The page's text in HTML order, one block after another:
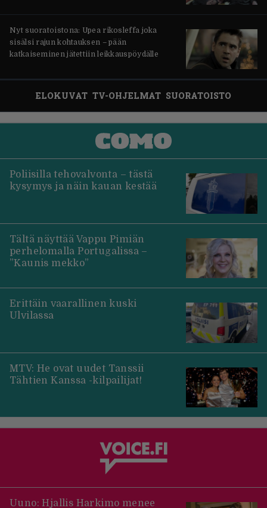
Nyt suoratoistona: Upea rikosleffa joka
sisälsi rajun kohtauksen – pään
katkaiseminen jätettiin leikkauspöydälle
ELOKUVAT TV-OHJELMAT SUORATOISTO
Poliisilla tehovalvonta – tästä
kysymys ja näin kauan kestää
Tältä näyttää Vappu Pimiän
perhelomalla Portugalissa –
”Kaunis mekko”
Erittäin vaarallinen kuski
Ulvilassa
MTV: He ovat uudet Tanssii
Tähtien Kanssa -kilpailijat!
Uuno: Hjallis Harkimo menee